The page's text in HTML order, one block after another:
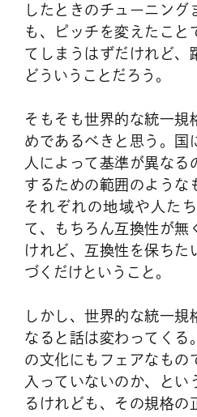
したときのチューニング
も、ピッチを変えたこと
てしまうはずだけれど、
どういうことだろう。
そもそも世界的な統一規
めであるべきと思う。国
人によって基準が異なる
するための範囲のような
それぞれの地域や人た
て、もちろん互換性が無
けれど、互換性を保ちた
づくだけということ。
しかし、世界的な統一規
なると話は変わってくる
の文化にもフェアなもの
入っていないのか、とい
るけれども、その規格の